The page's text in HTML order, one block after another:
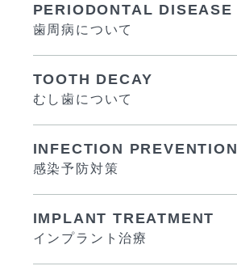
PERIODONTAL DISEASE
歯周病について
TOOTH DECAY
むし歯について
INFECTION PREVENTION
感染予防対策
IMPLANT TREATMENT
インプラント治療